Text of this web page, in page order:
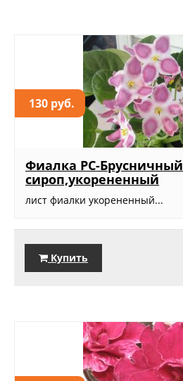
130 руб.
Фиалка РС-Брусничный
сироп,укорененный
лист фиалки укорененный...
Купить